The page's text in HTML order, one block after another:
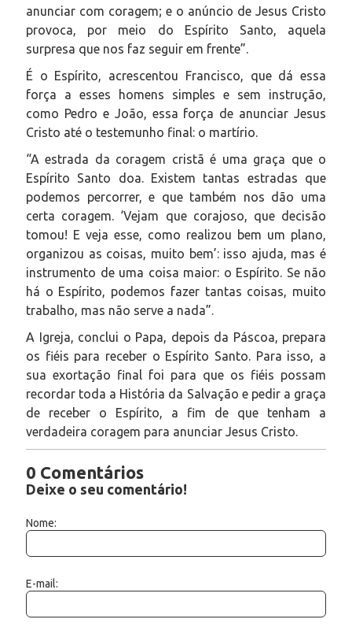
anunciar com coragem; e o anúncio de Jesus Cristo
provoca, por meio do Espírito Santo, aquela
surpresa que nos faz seguir em frente”.
É o Espírito, acrescentou Francisco, que dá essa
força a esses homens simples e sem instrução,
como Pedro e João, essa força de anunciar Jesus
Cristo até o testemunho final: o martírio.
“A estrada da coragem cristã é uma graça que o
Espírito Santo doa. Existem tantas estradas que
podemos percorrer, e que também nos dão uma
certa coragem. ‘Vejam que corajoso, que decisão
tomou! E veja esse, como realizou bem um plano,
organizou as coisas, muito bem’: isso ajuda, mas é
instrumento de uma coisa maior: o Espírito. Se não
há o Espírito, podemos fazer tantas coisas, muito
trabalho, mas não serve a nada”.
A Igreja, conclui o Papa, depois da Páscoa, prepara
os fiéis para receber o Espírito Santo. Para isso, a
sua exortação final foi para que os fiéis possam
recordar toda a História da Salvação e pedir a graça
de receber o Espírito, a fim de que tenham a
verdadeira coragem para anunciar Jesus Cristo.
0 Comentários
Deixe o seu comentário!
Nome:
E-mail: